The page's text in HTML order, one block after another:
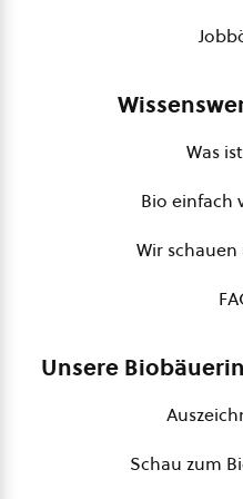
Was
Bio einfach
Wir schauen
Unsere
Schau zum